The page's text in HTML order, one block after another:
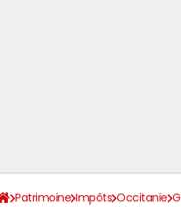
Patrimoine Impôts Occitanie